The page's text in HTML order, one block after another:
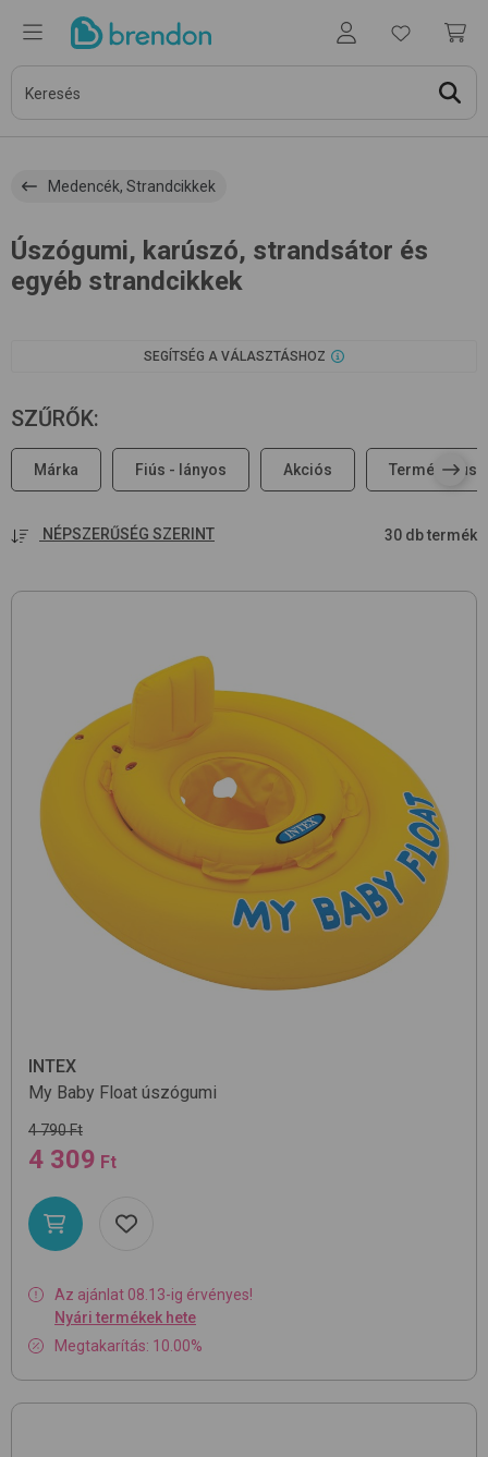
Medencék, Strandcikkek
Úszógumi, karúszó, strandsátor és
egyéb strandcikkek
SEGÍTSÉG A VÁLASZTÁSHOZ
SZŰRŐK:
Márka Fiús - lányos Akciós Terméktípus
NÉPSZERŰSÉG SZERINT 30 db termék
INTEX
My Baby Float úszógumi
4 790 Ft
4 309 Ft
Az ajánlat 08.13-ig érvényes!
Nyári termékek hete
Megtakarítás: 10.00%